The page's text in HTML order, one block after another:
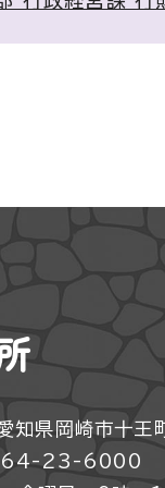
県岡崎市十王
23-6000